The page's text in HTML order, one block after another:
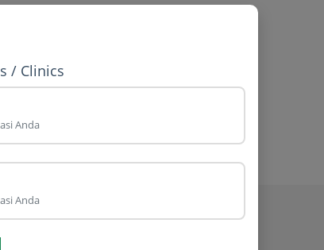
/ Clinics
Anda
Anda